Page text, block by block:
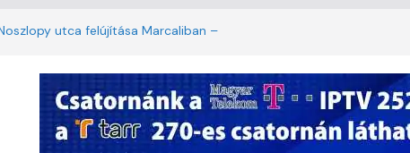
utca felújítása Marcaliban –
lakossági felháborodást váltott ki a
Marcaliban – VIDEÓ
a Balatonnál – az első félidő végén